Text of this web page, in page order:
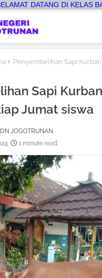
BARU, AYO KITA BUAT
Penyembelihan Sapi
Sapi
Jumat siswa
JOGOTRUNAN
1 minute read